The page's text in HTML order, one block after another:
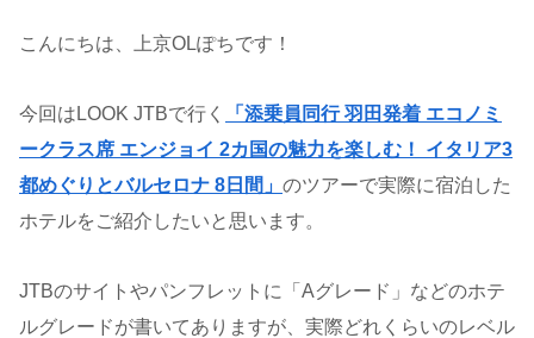
こんにちは、上京OLぽちです！
今回はLOOK JTBで行く
「添乗員同行 羽田発着 エコノミ
ークラス席 エンジョイ 2カ国の魅力を楽しむ！ イタリア3
都めぐりとバルセロナ 8日間」 のツアーで実際に宿泊した
ホテルをご紹介したいと思います。
JTBのサイトやパンフレットに「Aグレード」などのホテ
ルグレードが書いてありますが、実際どれくらいのレベル